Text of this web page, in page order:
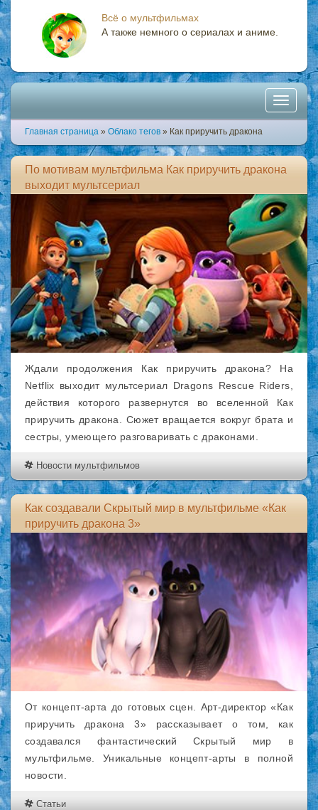
Всё о мультфильмах
А также немного о сериалах и аниме.
Toggle
Главная страница » Облако тегов » Как приручить дракона
По мотивам мультфильма Как приручить дракона
выходит мультсериал
Ждали продолжения Как приручить дракона? На
Netflix выходит мультсериал Dragons Rescue Riders,
действия которого развернутся во вселенной Как
приручить дракона. Сюжет вращается вокруг брата и
сестры, умеющего разговаривать с драконами.
Новости мультфильмов
Как создавали Скрытый мир в мультфильме «Как
приручить дракона 3»
От концепт-арта до готовых сцен. Арт-директор «Как
приручить дракона 3» рассказывает о том, как
создавался фантастический Скрытый мир в
мультфильме. Уникальные концепт-арты в полной
новости.
Статьи